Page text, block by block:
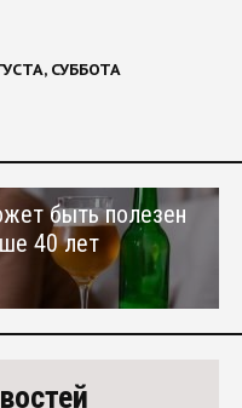
СУББОТА
быть полезен
40 лет